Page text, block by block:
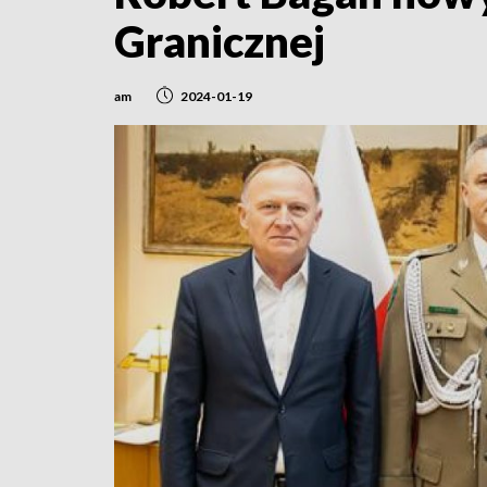
Granicznej
am 2024-01-19